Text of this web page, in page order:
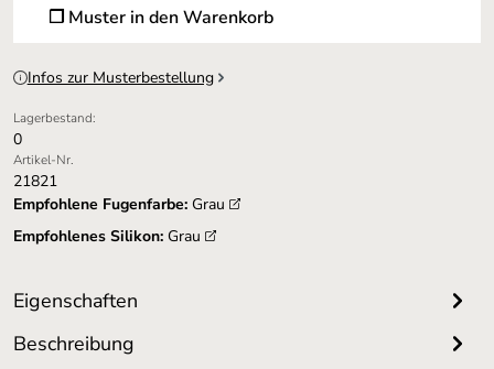
❐ Muster in den Warenkorb
Infos zur Musterbestellung
Lagerbestand:
0
Artikel-Nr.
21821
Empfohlene Fugenfarbe: Grau
Empfohlenes Silikon: Grau
Eigenschaften
Beschreibung